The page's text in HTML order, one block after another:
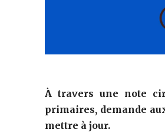
À travers une note
primaires, demande
mettre à jour.